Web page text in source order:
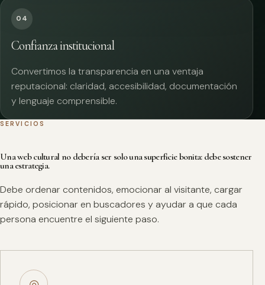
04
Confianza institucional
Convertimos la transparencia en una ventaja
reputacional: claridad, accesibilidad, documentación
y lenguaje comprensible.
SERVICIOS
Una web cultural no debería ser solo una superficie bonita: debe sostener
una estrategia.
Debe ordenar contenidos, emocionar al visitante, cargar
rápido, posicionar en buscadores y ayudar a que cada
persona encuentre el siguiente paso.